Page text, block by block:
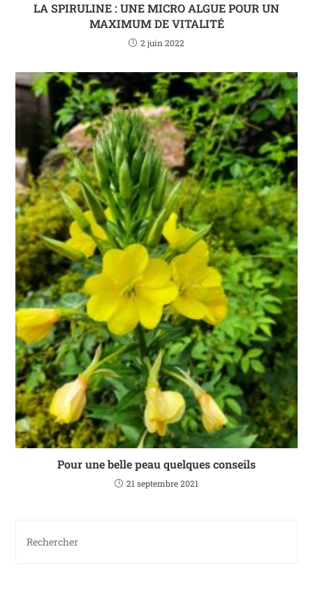
LA SPIRULINE : UNE MICRO ALGUE POUR UN
MAXIMUM DE VITALITÉ
2 juin 2022
Pour une belle peau quelques conseils
21 septembre 2021